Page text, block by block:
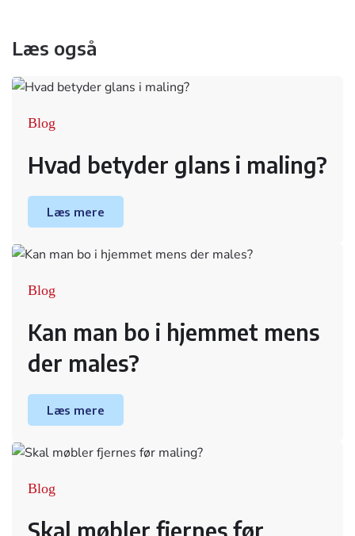
Læs også
Blog
Hvad betyder glans i maling?
Læs mere
Blog
Kan man bo i hjemmet mens
der males?
Læs mere
Blog
Skal møbler fjernes før